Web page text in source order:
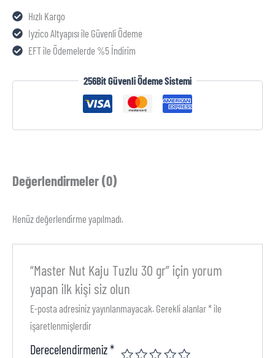
Hızlı Kargo
Iyzico Altyapısı ile Güvenli Ödeme
EFT ile Ödemelerde %5 İndirim
256Bit Güvenli Ödeme Sistemi
Değerlendirmeler (0)
Henüz değerlendirme yapılmadı.
“Master Nut Kaju Tuzlu 30 gr” için yorum
yapan ilk kişi siz olun
E-posta adresiniz yayınlanmayacak. Gerekli alanlar*ile
işaretlenmişlerdir
Derecelendirmeniz*